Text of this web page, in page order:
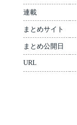
連載
まとめサイト
まとめ公開日
URL